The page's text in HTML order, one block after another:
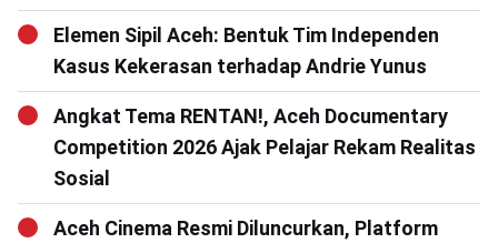
Elemen Sipil Aceh: Bentuk Tim Independen
Kasus Kekerasan terhadap Andrie Yunus
Angkat Tema RENTAN!, Aceh Documentary
Competition 2026 Ajak Pelajar Rekam Realitas
Sosial
Aceh Cinema Resmi Diluncurkan, Platform